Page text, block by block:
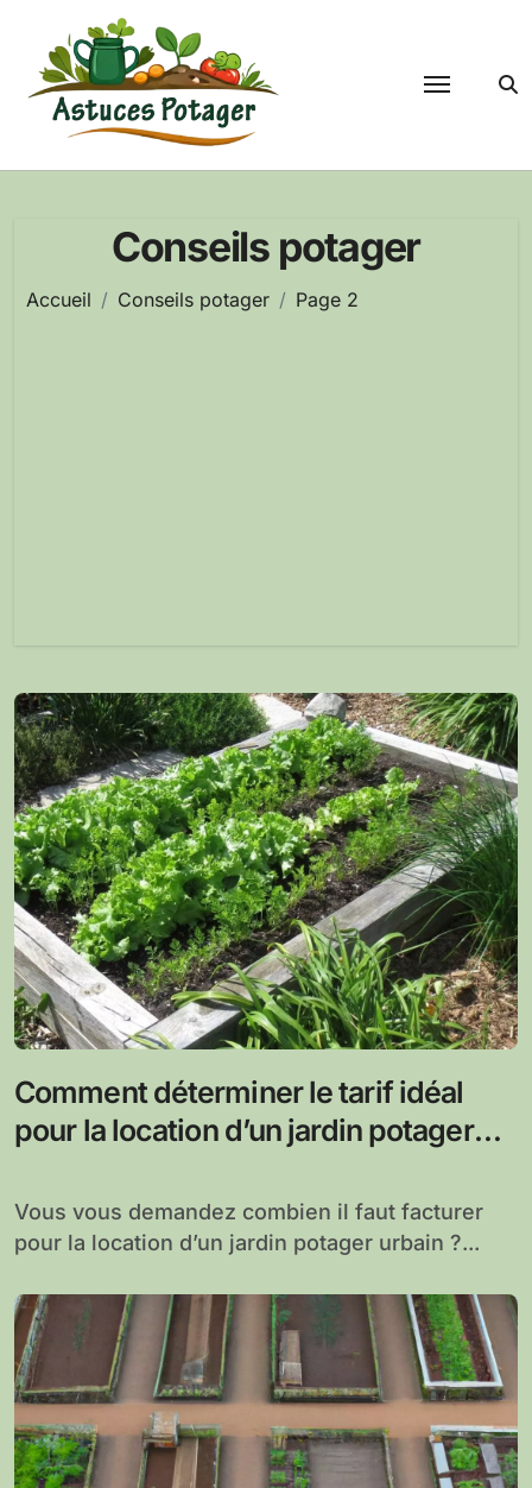
contenu
Conseils potager
Accueil Conseils potager Page 2
Comment déterminer le tarif idéal
pour la location d’un jardin potager
Vous vous demandez combien il faut facturer
pour la location d’un jardin potager urbain ?...